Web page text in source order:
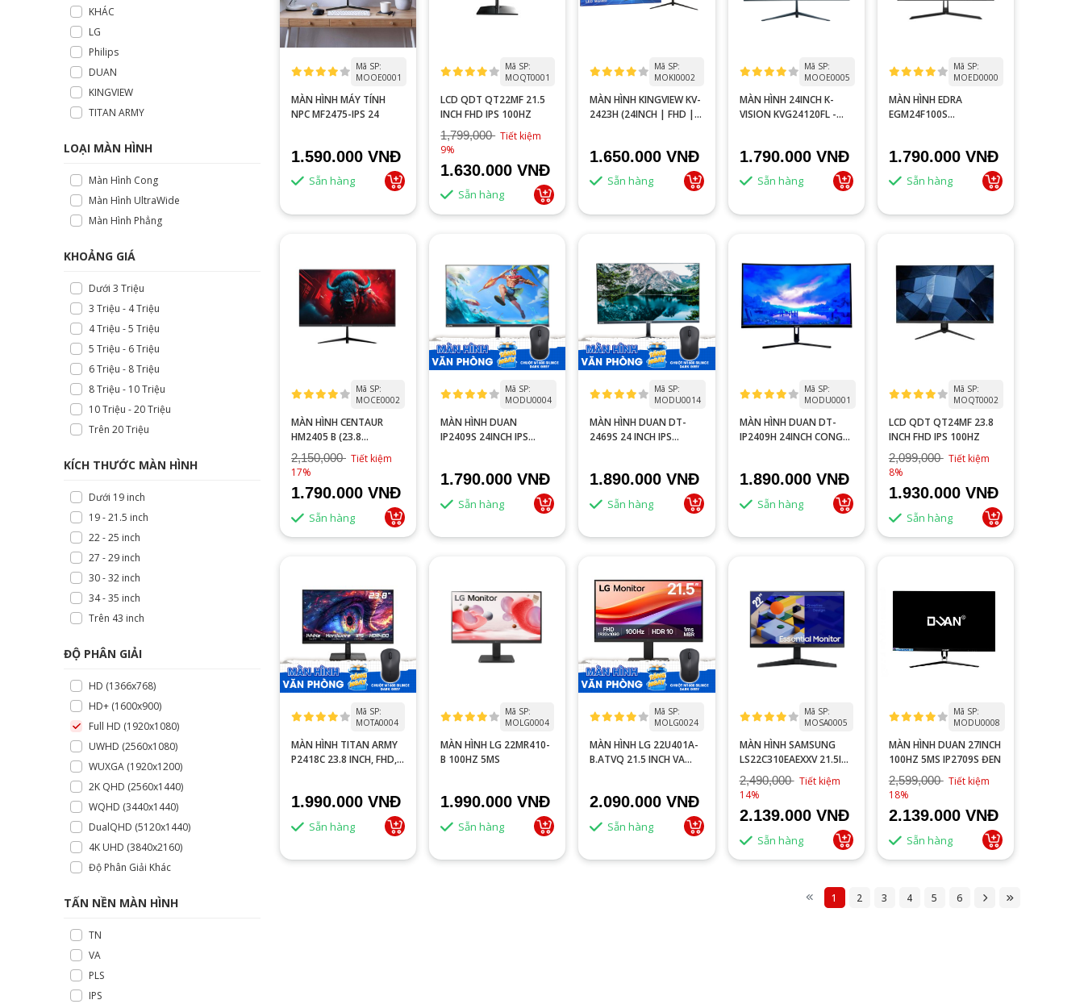
KHÁC
LG
Philips
DUAN
KINGVIEW
TITAN ARMY
LOẠI MÀN HÌNH
Màn Hình Cong
Màn Hình UltraWide
Màn Hình Phẳng
KHOẢNG GIÁ
Dưới 3 Triệu
3 Triệu - 4 Triệu
4 Triệu - 5 Triệu
5 Triệu - 6 Triệu
6 Triệu - 8 Triệu
8 Triệu - 10 Triệu
10 Triệu - 20 Triệu
Trên 20 Triệu
KÍCH THƯỚC MÀN HÌNH
Dưới 19 inch
19 - 21.5 inch
22 - 25 inch
27 - 29 inch
30 - 32 inch
34 - 35 inch
Trên 43 inch
ĐỘ PHÂN GIẢI
HD (1366x768)
HD+ (1600x900)
Full HD (1920x1080)
UWHD (2560x1080)
WUXGA (1920x1200)
2K QHD (2560x1440)
WQHD (3440x1440)
DualQHD (5120x1440)
4K UHD (3840x2160)
Độ Phân Giải Khác
TẤN NỀN MÀN HÌNH
TN
VA
PLS
IPS
Mã SP:
MOOE0001
MÀN HÌNH MÁY TÍNH
NPC MF2475-IPS 24
1.590.000 VNĐ
Sẵn hàng
Mã SP:
MOQT0001
LCD QDT QT22MF 21.5
INCH FHD IPS 100HZ
1,799,000 Tiết kiệm
9%
1.630.000 VNĐ
Sẵn hàng
Mã SP:
MOKI0002
MÀN HÌNH KINGVIEW KV-
2423H (24INCH | FHD |
1.650.000 VNĐ
Sẵn hàng
Mã SP:
MOOE0005
MÀN HÌNH 24INCH K-
VISION KVG24120FL -
1.790.000 VNĐ
Sẵn hàng
Mã SP:
MOED0000
MÀN HÌNH EDRA
EGM24F100S
1.790.000 VNĐ
Sẵn hàng
Mã SP:
MOCE0002
MÀN HÌNH CENTAUR
HM2405 B (23.8
INCH/FHD/IPS/100HZ/5MS/
ĐEN)
2,150,000 Tiết kiệm
17%
1.790.000 VNĐ
Sẵn hàng
Mã SP:
MODU0004
MÀN HÌNH DUAN
IP2409S 24INCH IPS
1.790.000 VNĐ
Sẵn hàng
Mã SP:
MODU0014
MÀN HÌNH DUAN DT-
2469S 24 INCH IPS
1.890.000 VNĐ
Sẵn hàng
Mã SP:
MODU0001
MÀN HÌNH DUAN DT-
IP2409H 24INCH CONG
1.890.000 VNĐ
Sẵn hàng
Mã SP:
MOQT0002
LCD QDT QT24MF 23.8
INCH FHD IPS 100HZ
2,099,000 Tiết kiệm
8%
1.930.000 VNĐ
Sẵn hàng
Mã SP:
MOTA0004
MÀN HÌNH TITAN ARMY
P2418C 23.8 INCH, FHD,
1.990.000 VNĐ
Sẵn hàng
Mã SP:
MOLG0004
MÀN HÌNH LG 22MR410-
B 100HZ 5MS
1.990.000 VNĐ
Sẵn hàng
Mã SP:
MOLG0024
MÀN HÌNH LG 22U401A-
B.ATVQ 21.5 INCH VA
2.090.000 VNĐ
Sẵn hàng
Mã SP:
MOSA0005
MÀN HÌNH SAMSUNG
LS22C310EAEXXV 21.5IN
IPS FHD 75HZ 5MS
2,490,000 Tiết kiệm
14%
2.139.000 VNĐ
Sẵn hàng
Mã SP:
MODU0008
MÀN HÌNH DUAN 27INCH
100HZ 5MS IP2709S ĐEN
2,599,000 Tiết kiệm
18%
2.139.000 VNĐ
Sẵn hàng
1 2 3 4 5 6